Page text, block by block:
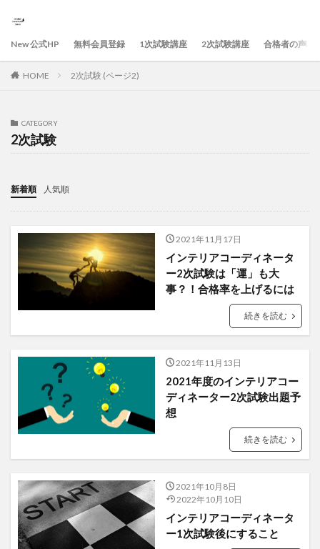
New 公式HP 無料会員登録 1次試験講座 2次試験講座 合格者の声
HOME 2次試験 (ページ2)
CATEGORY
2次試験
新着順 人気順
2021年11月17日
インテリアコーディネータ
ー2次試験は「運」も大
事？！合格率を上げるには
続きを読む
2021年11月13日
2021年度のインテリアコー
ディネーター2次試験出題予
想
続きを読む
2021年10月8日
2022年10月10日
インテリアコーディネータ
ー1次試験後にすること